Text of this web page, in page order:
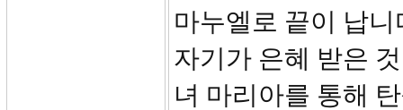
마누엘로 끝이 납
자기가 은혜 받은
녀 마리아를 통해